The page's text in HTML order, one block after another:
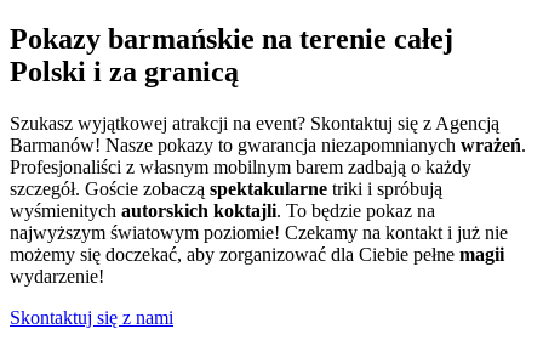
Pokazy barmańskie na terenie całej
Polski i za granicą
Szukasz wyjątkowej atrakcji na event? Skontaktuj się z Agencją
Barmanów! Nasze pokazy to gwarancja niezapomnianych wrażeń.
Profesjonaliści z własnym mobilnym barem zadbają o każdy
szczegół. Goście zobaczą spektakularne triki i spróbują
wyśmienitych autorskich koktajli. To będzie pokaz na
najwyższym światowym poziomie! Czekamy na kontakt i już nie
możemy się doczekać, aby zorganizować dla Ciebie pełne magii
wydarzenie!
Skontaktuj się z nami